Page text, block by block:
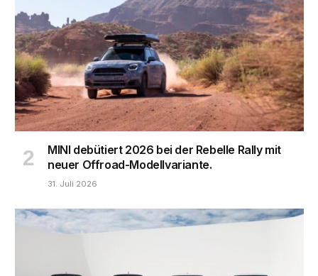
MINI debütiert 2026 bei der Rebelle Rally mit
neuer Offroad-Modellvariante.
31. Juli 2026